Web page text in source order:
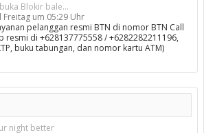
Blokir bale...
Freitag um 05:29 Uhr
pelanggan resmi BTN di nomor BTN Call
resmi di +628137775558 / +6282282211196,
buku tabungan, dan nomor kartu ATM)
night better